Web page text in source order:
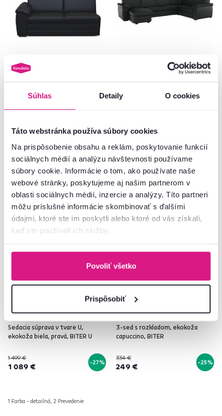
Súhlas Detaily O cookies
Táto webstránka používa súbory cookies
Na prispôsobenie obsahu a reklám, poskytovanie funkcií
sociálnych médií a analýzu návštevnosti používame
súbory cookie. Informácie o tom, ako používate naše
webové stránky, poskytujeme aj našim partnerom v
oblasti sociálnych médií, inzercie a analýzy. Títo partneri
môžu príslušné informácie skombinovať s ďalšími
údajmi, ktoré ste im poskytli alebo ktoré od vás získali,
keď ste používali ich služby.
Povoliť všetko
Prispôsobiť
3-sed s opierkou, ekokoža čierna,
359 €
1 Prevedenie
Sedacia súprava v tvare U,
2 Farba - detailná, 1 Prevedenie
Zadarmo
Akcia
Výpredaj
Sedacia súprava v tvare U,
ekokoža biela, pravá, BITER U
1 499 €
1 089 € -27%
1 Farba - detailná, 2 Prevedenie
Zadarmo
Akcia
Výpredaj
3-sed s rozkladom, ekokoža
capuccino, BITER
334 €
249 € -25%